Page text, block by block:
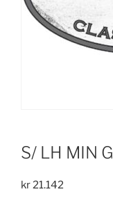
S/ LH MIN
kr21.142